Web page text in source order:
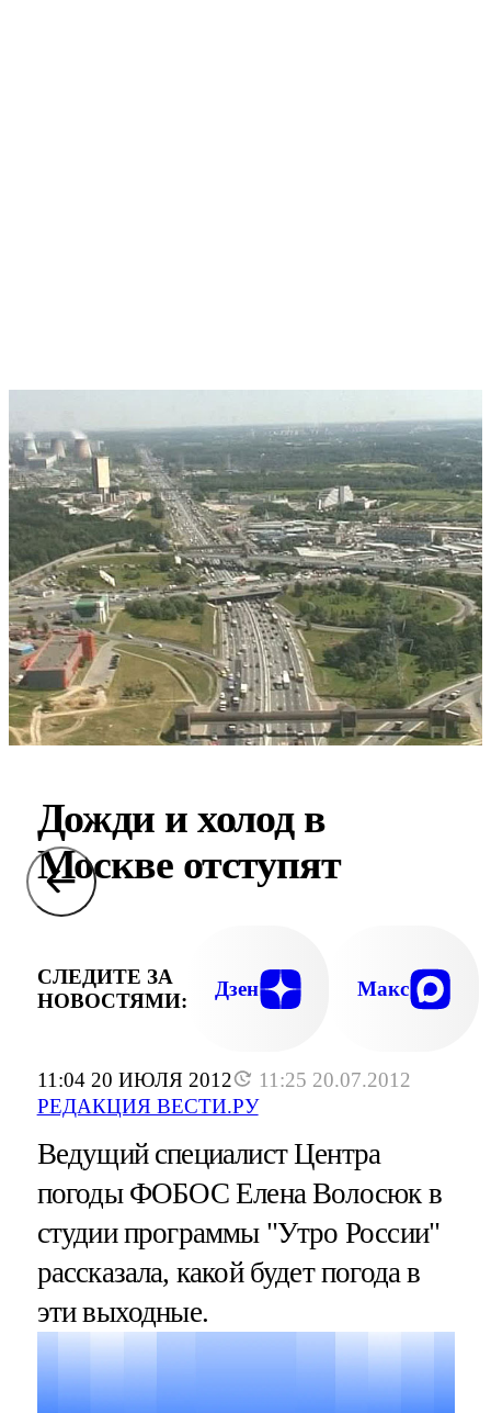
11:04 20 ИЮЛЯ 2012
11:25 20.07.2012
РЕДАКЦИЯ ВЕСТИ.РУ
Дожди и холод в
Москве отступят
СЛЕДИТЕ ЗА
НОВОСТЯМИ:
Дзен Макс
Ведущий специалист Центра
погоды ФОБОС Елена Волосюк в
студии программы "Утро России"
рассказала, какой будет погода в
эти выходные.